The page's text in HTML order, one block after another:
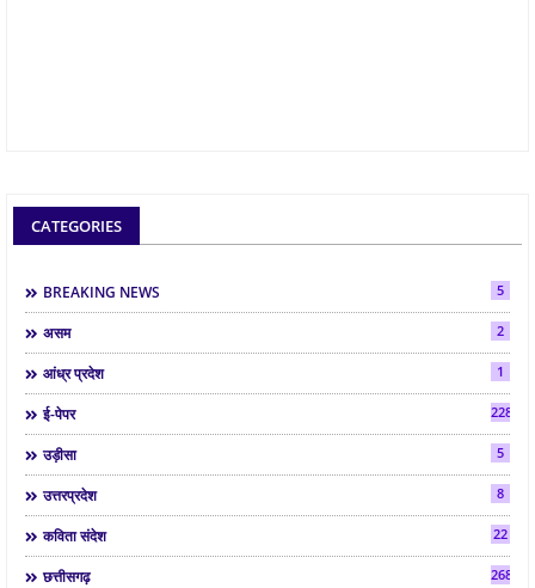
CATEGORIES
BREAKING NEWS 5
असम 2
आंध्र प्रदेश 1
ई-पेपर 2286
उड़ीसा 5
उत्तरप्रदेश 8
कविता संदेश 22
छत्तीसगढ़ 268